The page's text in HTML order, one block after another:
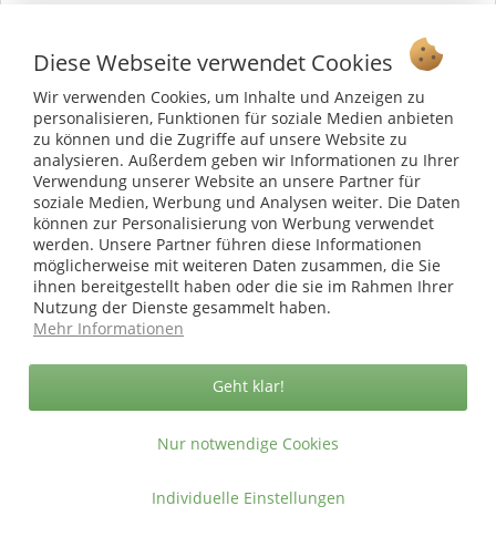
Dachterrasse lässt sich ganz leicht ein privater
entspannte Stundemehr erfahren »
Vertrag widerrufen
Ab 75 € versandkostenfrei *
Service Hotline
Shop Service
* bei Paketversand. Alle Preise inkl. gesetzl. Mehrwertsteuer zzgl.
Copyright © afp marketing gmbh - Alle Rechte vorbehalten
Diese Webseite verwendet Cookies
Wir verwenden Cookies, um Inhalte und Anzeigen zu
personalisieren, Funktionen für soziale Medien anbieten
zu können und die Zugriffe auf unsere Website zu
analysieren. Außerdem geben wir Informationen zu Ihrer
Verwendung unserer Website an unsere Partner für
soziale Medien, Werbung und Analysen weiter. Die Daten
können zur Personalisierung von Werbung verwendet
werden. Unsere Partner führen diese Informationen
möglicherweise mit weiteren Daten zusammen, die Sie
ihnen bereitgestellt haben oder die sie im Rahmen Ihrer
Nutzung der Dienste gesammelt haben.
Mehr Informationen
Nur notwendige Cookies
Geht klar!
Individuelle Einstellungen